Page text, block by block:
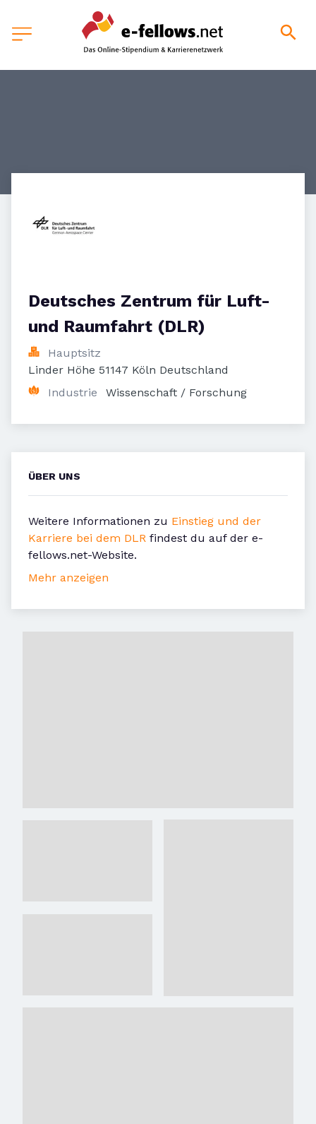
Deutsches Zentrum für Luft-
und Raumfahrt (DLR)
Hauptsitz
Linder Höhe 51147 Köln Deutschland
Industrie
Wissenschaft / Forschung
ÜBER UNS
Weitere Informationen zu Einstieg und der
Karriere bei dem DLR findest du auf der e-
fellows.net-Website.
Mehr anzeigen